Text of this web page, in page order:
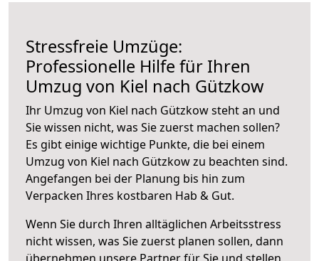
Stressfreie Umzüge:
Professionelle Hilfe für Ihren
Umzug von Kiel nach Gützkow
Ihr Umzug von Kiel nach Gützkow steht an und
Sie wissen nicht, was Sie zuerst machen sollen?
Es gibt einige wichtige Punkte, die bei einem
Umzug von Kiel nach Gützkow zu beachten sind.
Angefangen bei der Planung bis hin zum
Verpacken Ihres kostbaren Hab & Gut.
Wenn Sie durch Ihren alltäglichen Arbeitsstress
nicht wissen, was Sie zuerst planen sollen, dann